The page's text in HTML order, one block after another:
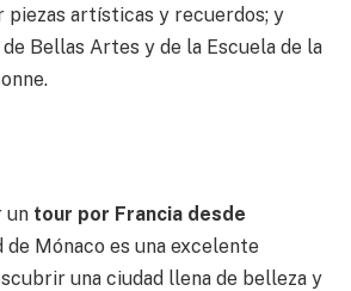
piezas artísticas y recuerdos; y
Bellas Artes y de la Escuela de la
un tour por Francia desde
de Mónaco es una excelente
una ciudad llena de belleza y